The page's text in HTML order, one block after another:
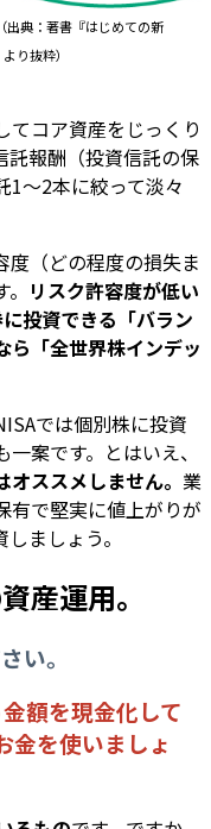
典：著書『はじめての新
り抜粋）
てコア資産をじっくり
託報酬（投資信託の保
1〜2本に絞って淡々
度（どの程度の損失ま
リスク許容度が低い
投資できる「バラン
ら「全世界株インデッ
では個別株に投資
案です。とはいえ、
ススメしません。 業
有で堅実に値上がりが
ましょう。
産運用。
い。
額を現金化して
金を使いましょ